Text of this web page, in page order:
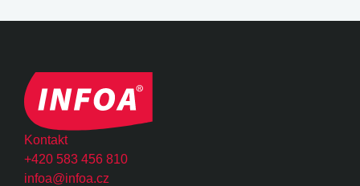
Kontakt
+420 583 456 810
infoa@infoa.cz